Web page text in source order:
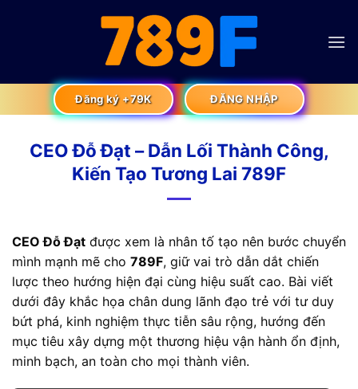
Đăng ký +79K ĐĂNG NHẬP
CEO Đỗ Đạt – Dẫn Lối Thành Công,
Kiến Tạo Tương Lai 789F
CEO Đỗ Đạt được xem là nhân tố tạo nên bước chuyển
mình mạnh mẽ cho 789F, giữ vai trò dẫn dắt chiến
lược theo hướng hiện đại cùng hiệu suất cao. Bài viết
dưới đây khắc họa chân dung lãnh đạo trẻ với tư duy
bứt phá, kinh nghiệm thực tiễn sâu rộng, hướng đến
mục tiêu xây dựng một thương hiệu vận hành ổn định,
minh bạch, an toàn cho mọi thành viên.